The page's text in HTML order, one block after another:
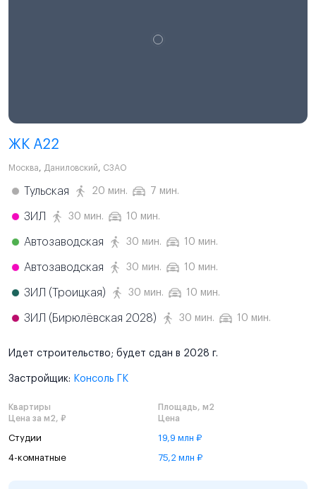
ЖК А22
Москва, Даниловский, СЗАО
Тульская 20 мин. 7 мин.
ЗИЛ 30 мин. 10 мин.
Автозаводская 30 мин. 10 мин.
Автозаводская 30 мин. 10 мин.
ЗИЛ (Троицкая) 30 мин. 10 мин.
ЗИЛ (Бирюлёвская 2028) 30 мин. 10 мин.
Идет строительство; будет сдан в 2028 г.
Застройщик: Консоль ГК
Квартиры
Площадь, м2
Цена за м2, ₽
Цена
Студии 19,9 млн ₽
4-комнатные 75,2 млн ₽